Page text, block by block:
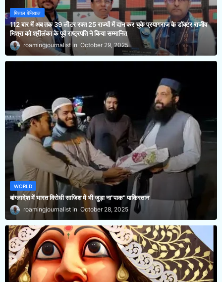
मिसाल बेमिसाल
112 बार में अब तक 39 लीटर रक्त 25 राज्यों में दान कर चुके प्रयागराज के डॉक्टर राजीव
मिश्रा को श्रीलंका के पूर्व राष्ट्रपति ने किया सम्मानित
roamingjournalist October 29, 2025
WORLD
बांग्लादेश में भारत विरोधी साजिश में भी जुड़ा ना"पाक" पाकिस्तान
roamingjournalist October 28, 2025